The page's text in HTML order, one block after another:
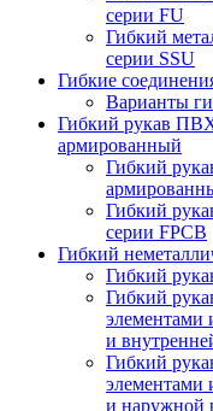
серии FU
Гибкий
серии SSU
Гибкие
Варианты
Гибкий рукав
армированный
Гибкий
Гибкий
серии FPCB
Гибкий
Гибкий
Гибкий
элементами
и
Гибкий
элементами
и наружной